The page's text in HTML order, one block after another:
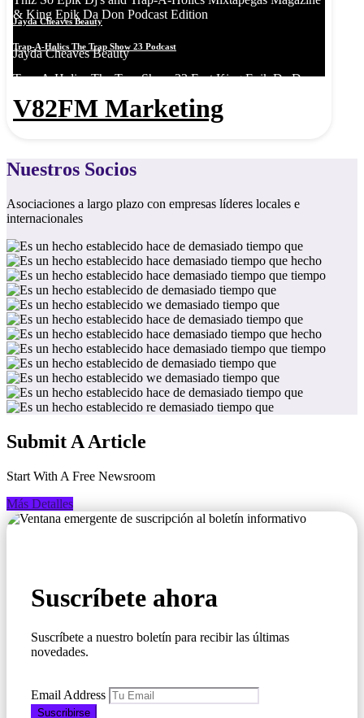
Nuestros Socios
Asociaciones a largo plazo con empresas líderes locales e
internacionales
Submit A Article
Start With A Free Newsroom
Más Detalles
Suscríbete ahora
Suscríbete a nuestro boletín para recibir las últimas
novedades.
Email Address
Suscribirse